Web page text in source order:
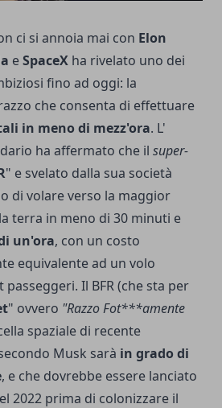
ci si annoia mai con Elon
eSpaceX ha rivelato uno dei
fino ad oggi: la
che consenta di effettuare
in meno di mezz'ora. L'
ha affermato che il super-
" e svelato dalla sua società
di volare verso la maggior
terra in meno di 30 minuti e
un'ora, con un costo
equivalente ad un volo
Il BFR (che sta per
" ovvero "Razzo Fot***amente
spaziale di recente
Musk sarà in grado di
, e che dovrebbe essere lanciato
2022 prima di colonizzare il